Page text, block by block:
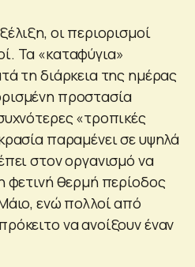
οι περιορισμοί
Τα «καταφύγια»
τη διάρκεια της ημέρας
προστασία
«τροπικές
παραμένει σε υψηλά
στον οργανισμό να
φετινή θερμή περίοδος
ενώ πολλοί από
να ανοίξουν έναν